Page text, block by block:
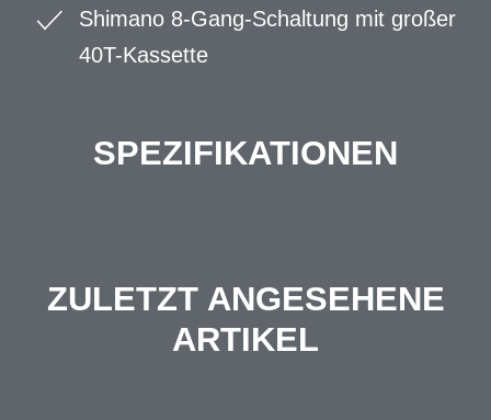
Shimano 8-Gang-Schaltung mit großer
40T-Kassette
SPEZIFIKATIONEN
ZULETZT ANGESEHENE
ARTIKEL